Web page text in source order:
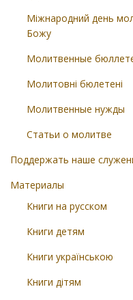
Міжнародний день
Божу
Молитвенные
Молитовні бюлетені
Молитвенные нужды
Статьи о молитве
Поддержать наше
Материалы
Книги на русском
Книги детям
Книги українською
Книги дітям